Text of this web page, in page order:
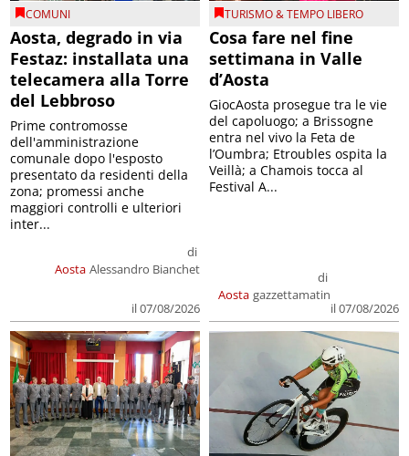
COMUNI
Aosta, degrado in via
Festaz: installata una
telecamera alla Torre
del Lebbroso
Aosta
di
Alessandro Bianchet
il 07/08/2026
Prime contromosse
dell'amministrazione
comunale dopo l'esposto
presentato da residenti della
zona; promessi anche
maggiori controlli e ulteriori
inter...
TURISMO & TEMPO LIBERO
Cosa fare nel fine
settimana in Valle
d’Aosta
Aosta
di
gazzettamatin
il 07/08/2026
GiocAosta prosegue tra le vie
del capoluogo; a Brissogne
entra nel vivo la Feta de
l’Oumbra; Etroubles ospita la
Veillà; a Chamois tocca al
Festival A...